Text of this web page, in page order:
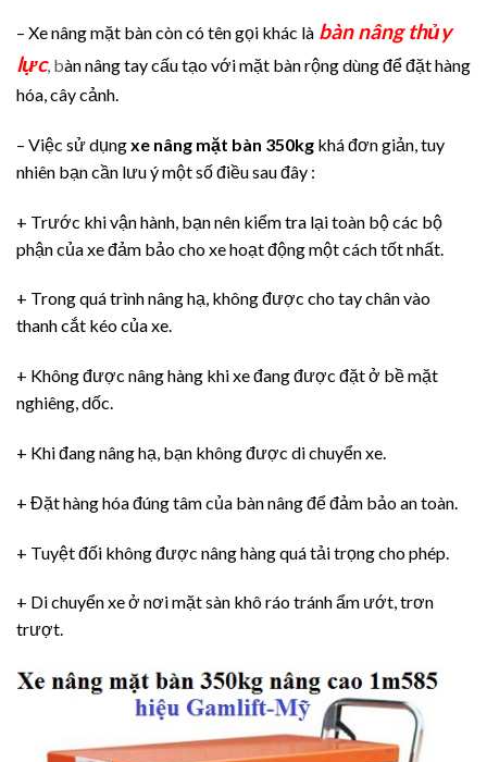
– Xe nâng mặt bàn còn có tên gọi khác là bàn nâng thủy
lực, bàn nâng tay cấu tạo với mặt bàn rộng dùng để đặt hàng
hóa, cây cảnh.
– Việc sử dụngxe nâng mặt bàn 350kg khá đơn giản, tuy
nhiên bạn cần lưu ý một số điều sau đây :
+ Trước khi vận hành, bạn nên kiểm tra lại toàn bộ các bộ
phận của xe đảm bảo cho xe hoạt động một cách tốt nhất.
+ Trong quá trình nâng hạ, không được cho tay chân vào
thanh cắt kéo của xe.
+ Không được nâng hàng khi xe đang được đặt ở bề mặt
nghiêng, dốc.
+ Khi đang nâng hạ, bạn không được di chuyển xe.
+ Đặt hàng hóa đúng tâm của bàn nâng để đảm bảo an toàn.
+ Tuyệt đối không được nâng hàng quá tải trọng cho phép.
+ Di chuyển xe ở nơi mặt sàn khô ráo tránh ẩm ướt, trơn
trượt.